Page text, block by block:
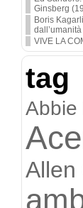
Ginsberg
Boris
dall’umanità
VIVE LA
tag
Abbie
Allen